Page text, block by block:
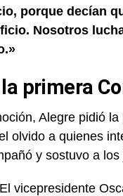
porque decían
Nosotros
primera
Alegre pidió
olvido a quienes
y sostuvo a
vicepresidente